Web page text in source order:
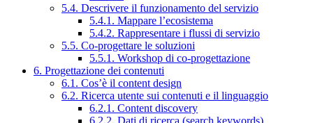
5.4. Descrivere il funzionamento del servizio
5.4.1. Mappare l’ecosistema
5.4.2. Rappresentare i flussi di servizio
5.5. Co-progettare le soluzioni
5.5.1. Workshop di co-progettazione
6. Progettazione dei contenuti
6.1. Cos’è il content design
6.2. Ricerca utente sui contenuti e il linguaggio
6.2.1. Content discovery
6.2.2. Dati di ricerca (search keywords)